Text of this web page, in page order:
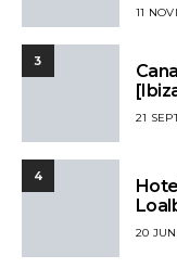
11
3
21
4
20